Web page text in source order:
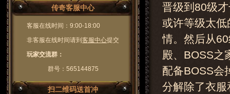
晋级到80级
或许等级太
情。然后从
殿、BOSS之
配备BOSS会
分解除了衣
传奇客服中心
客服在线时间：9:00-18:00
非客服在线时间请到 客服中心提交
玩家交流群：
群号：565144875
扫二维码送首冲